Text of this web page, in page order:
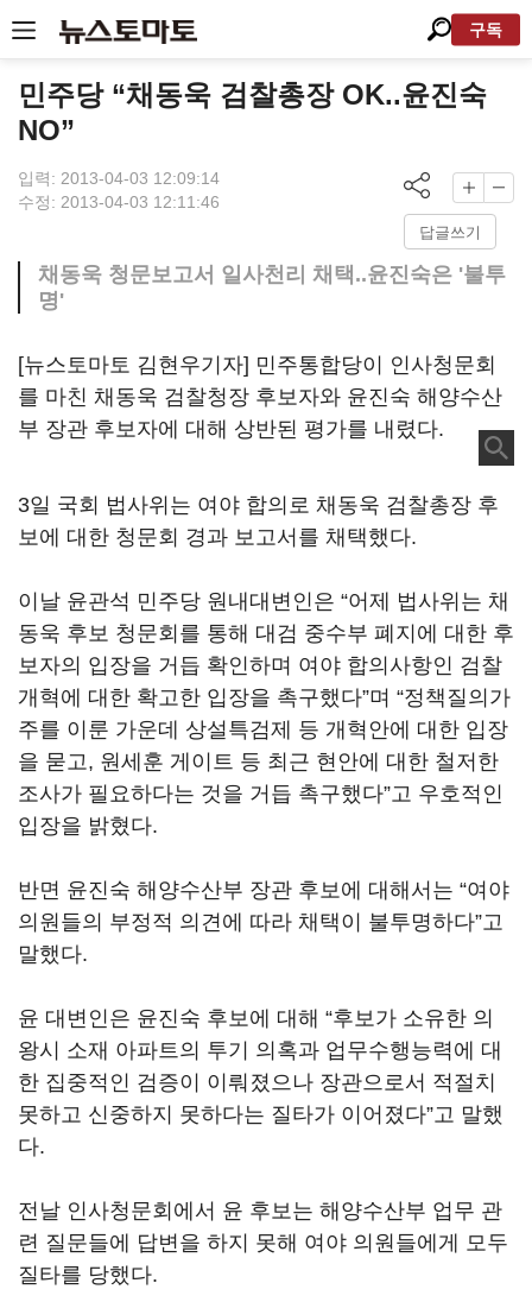
구독
민주당 “채동욱 검찰총장 OK..윤진숙
NO”
입력: 2013-04-03 12:09:14
수정: 2013-04-03 12:11:46
답글쓰기
채동욱 청문보고서 일사천리 채택..윤진숙은 '불투
명'
[뉴스토마토 김현우기자] 민주통합당이 인사청문회
를 마친 채동욱 검찰청장 후보자와 윤진숙 해양수산
부 장관 후보자에 대해 상반된 평가를 내렸다.
3일 국회 법사위는 여야 합의로 채동욱 검찰총장 후
보에 대한 청문회 경과 보고서를 채택했다.
이날 윤관석 민주당 원내대변인은 “어제 법사위는 채
동욱 후보 청문회를 통해 대검 중수부 폐지에 대한 후
보자의 입장을 거듭 확인하며 여야 합의사항인 검찰
개혁에 대한 확고한 입장을 촉구했다”며 “정책질의가
주를 이룬 가운데 상설특검제 등 개혁안에 대한 입장
을 묻고, 원세훈 게이트 등 최근 현안에 대한 철저한
조사가 필요하다는 것을 거듭 촉구했다”고 우호적인
입장을 밝혔다.
반면 윤진숙 해양수산부 장관 후보에 대해서는 “여야
의원들의 부정적 의견에 따라 채택이 불투명하다”고
말했다.
윤 대변인은 윤진숙 후보에 대해 “후보가 소유한 의
왕시 소재 아파트의 투기 의혹과 업무수행능력에 대
한 집중적인 검증이 이뤄졌으나 장관으로서 적절치
못하고 신중하지 못하다는 질타가 이어졌다”고 말했
다.
전날 인사청문회에서 윤 후보는 해양수산부 업무 관
련 질문들에 답변을 하지 못해 여야 의원들에게 모두
질타를 당했다.